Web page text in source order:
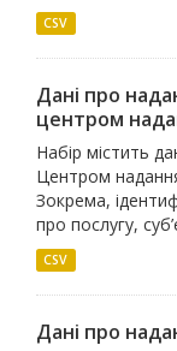
CSV
Дані про
центром
Набір містить
Центром
Зокрема,
про послугу,
CSV
Дані про